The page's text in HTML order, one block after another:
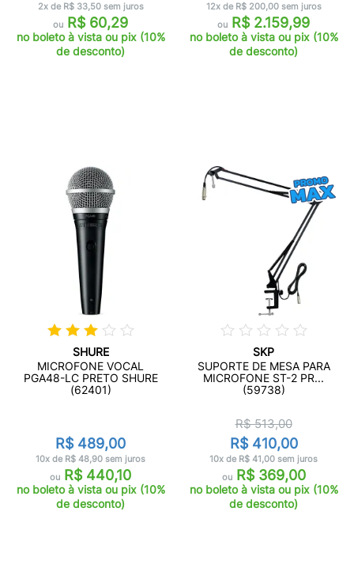
2x de R$ 33,50 sem juros
ou R$ 60,29
no boleto à vista ou pix (10%
de desconto)
12x de R$ 200,00 sem juros
ou R$ 2.159,99
no boleto à vista ou pix (10%
de desconto)
SHURE
MICROFONE VOCAL
PGA48-LC PRETO SHURE
(62401)
R$ 489,00
10x de R$ 48,90 sem juros
ou R$ 440,10
no boleto à vista ou pix (10%
de desconto)
SKP
SUPORTE DE MESA PARA
MICROFONE ST-2 PR...
(59738)
R$ 513,00
R$ 410,00
10x de R$ 41,00 sem juros
ouR$ 369,00
no boleto à vista ou pix (10%
de desconto)